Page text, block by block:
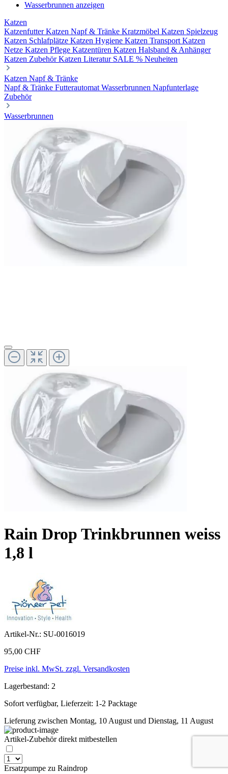
Wasserbrunnen anzeigen
Katzen
KatzenfutterKatzen Napf & Tränke Kratzmöbel Katzen Spielzeug
Katzen Schlafplätze Katzen Hygiene Katzen Transport Katzen
Netze Katzen Pflege Katzentüren Katzen Halsband & Anhänger
Katzen ZubehörKatzen Literatur SALE % Neuheiten
Katzen Napf & Tränke
Napf & Tränke Futterautomat Wasserbrunnen Napfunterlage
Zubehör
Wasserbrunnen
Rain Drop Trinkbrunnen weiss
1,8 l
Artikel-Nr.: SU-0016019
95,00 CHF
Preise inkl. MwSt. zzgl. Versandkosten
Lagerbestand: 2
Sofort verfügbar, Lieferzeit: 1-2 Packtage
Lieferung zwischen Montag, 10 August und Dienstag, 11 August
Artikel-Zubehör direkt mitbestellen
Ersatzpumpe zu Raindrop